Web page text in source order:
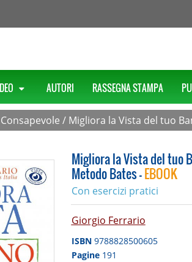
AUTORI RASSEGNA STAMPA
/ Migliora la Vista del tuo
Migliora la Vista del tuo
Metodo Bates -EBOOK
Con esercizi pratici
Giorgio Ferrario
ISBN 9788828500605
Pagine 191